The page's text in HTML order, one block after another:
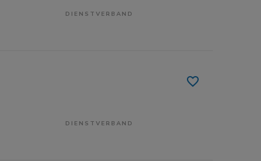
DIENSTVERBAND
DIENSTVERBAND